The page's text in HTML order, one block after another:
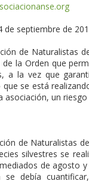
de septiembre de
de Naturalistas
de la Orden que
a la vez que
que se está
asociación, un
de Naturalistas
silvestres se
de agosto
se debía